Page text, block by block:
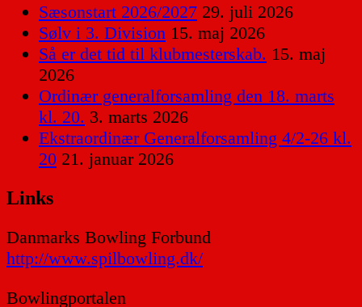
Sæsonstart 2026/2027 29. juli 2026
Sølv i 3. Division 15. maj 2026
Så er det tid til klubmesterskab. 15. maj
2026
Ordinær generalforsamling den 18. marts
kl. 20. 3. marts 2026
Ekstraordinær Generalforsamling 4/2-26 kl.
20 21. januar 2026
Links
Danmarks Bowling Forbund
http://www.spilbowling.dk/
Bowlingportalen